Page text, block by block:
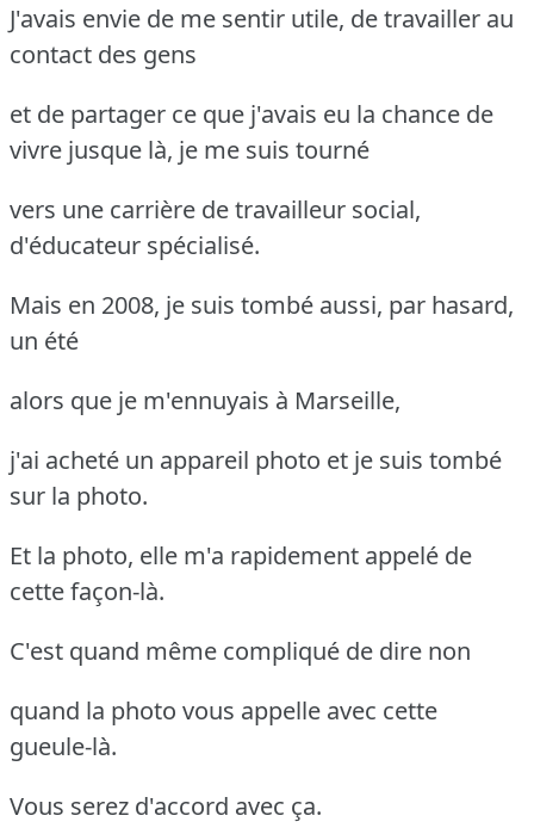
J'avais envie de me sentir utile, de travailler au
contact des gens
et de partager ce que j'avais eu la chance de
vivre jusque là, je me suis tourné
vers une carrière de travailleur social,
d'éducateur spécialisé.
Mais en 2008, je suis tombé aussi, par hasard,
un été
alors que je m'ennuyais à Marseille,
j'ai acheté un appareil photo et je suis tombé
sur la photo.
Et la photo, elle m'a rapidement appelé de
cette façon-là.
C'est quand même compliqué de dire non
quand la photo vous appelle avec cette
gueule-là.
Vous serez d'accord avec ça.